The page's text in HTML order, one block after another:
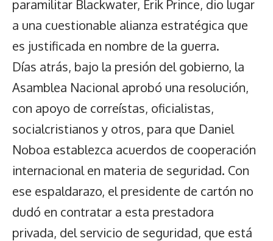
paramilitar Blackwater, Erik Prince, dio lugar
a una cuestionable alianza estratégica que
es justificada en nombre de la guerra.
Días atrás, bajo la presión del gobierno, la
Asamblea Nacional aprobó una resolución,
con apoyo de correístas, oficialistas,
socialcristianos y otros, para que Daniel
Noboa establezca acuerdos de cooperación
internacional en materia de seguridad. Con
ese espaldarazo, el presidente de cartón no
dudó en contratar a esta prestadora
privada, del servicio de seguridad, que está